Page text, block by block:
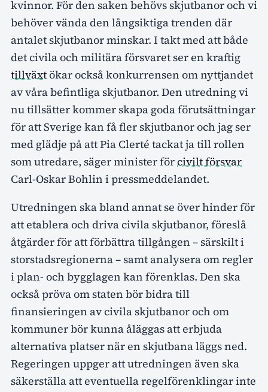
kvinnor. För den saken behövs skjutbanor och vi
behöver vända den långsiktiga trenden där
antalet skjutbanor minskar. I takt med att både
det civila och militära försvaret ser en kraftig
tillväxtökar också konkurrensen om nyttjandet
av våra befintliga skjutbanor. Den utredning vi
nu tillsätter kommer skapa goda förutsättningar
för att Sverige kan få fler skjutbanor och jag ser
med glädje på att Pia Clerté tackat ja till rollen
som utredare, säger minister förcivilt försvar
Carl-Oskar Bohlin i pressmeddelandet.
Utredningen ska bland annat se över hinder för
att etablera och driva civila skjutbanor, föreslå
åtgärder för att förbättra tillgången – särskilt i
storstadsregionerna – samt analysera om regler
i plan- och bygglagen kan förenklas. Den ska
också pröva om staten bör bidra till
finansieringen av civila skjutbanor och om
kommuner bör kunna åläggas att erbjuda
alternativa platser när en skjutbana läggs ned.
Regeringen uppger att utredningen även ska
säkerställa att eventuella regelförenklingar inte